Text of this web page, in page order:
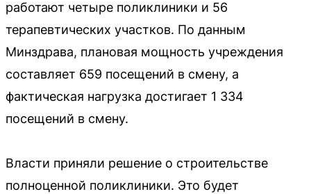
работают четыре поликлиники и 56
терапевтических участков. По данным
Минздрава, плановая мощность учреждения
составляет 659 посещений в смену, а
фактическая нагрузка достигает 1 334
посещений в смену.
Власти приняли решение о строительстве
полноценной поликлиники. Это будет